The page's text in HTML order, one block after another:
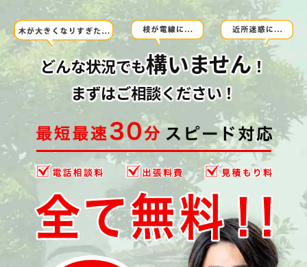
どんな状況でも構いません！
まずはご相談ください！